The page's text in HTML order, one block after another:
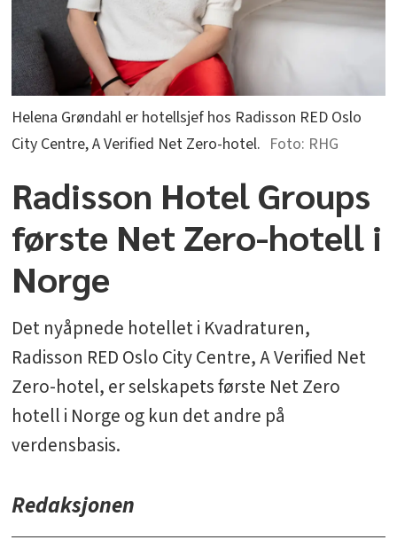
Helena Grøndahl er hotellsjef hos Radisson RED Oslo
City Centre, A Verified Net Zero-hotel.
RHG
Radisson Hotel Groups
første Net Zero-hotell i
Norge
Det nyåpnede hotellet i Kvadraturen,
Radisson RED Oslo City Centre, A Verified Net
Zero-hotel, er selskapets første Net Zero
hotell i Norge og kun det andre på
verdensbasis.
Redaksjonen